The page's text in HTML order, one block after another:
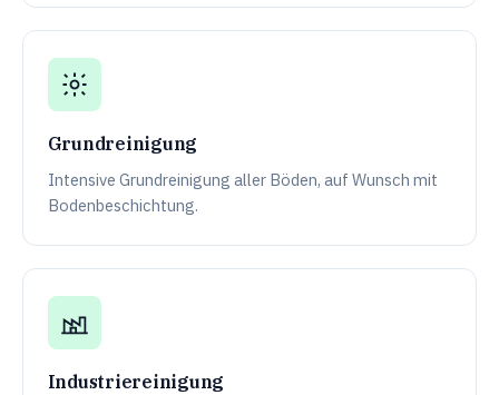
Grundreinigung
Intensive Grundreinigung aller Böden, auf Wunsch mit
Bodenbeschichtung.
Industriereinigung